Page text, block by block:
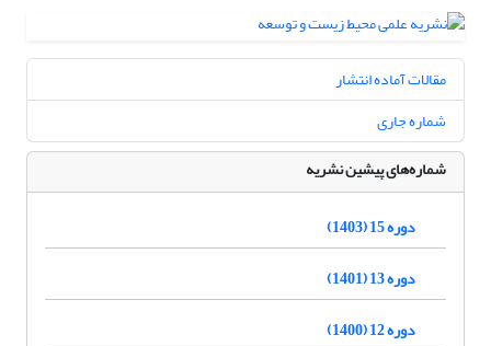
مقالات آماده انتشار
شماره جاری
شماره‌های پیشین نشریه
دوره 15 (1403)
دوره 13 (1401)
دوره 12 (1400)